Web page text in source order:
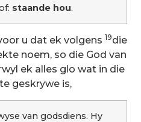
staande hou.
u dat ek volgens 19die
noem, so die God van
ek alles glo wat in die
geskrywe is,
van godsdiens. Hy